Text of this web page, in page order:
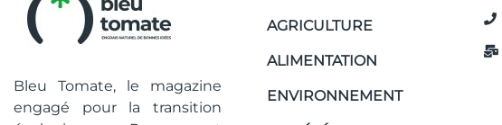
Bleu Tomate, le magazine
engagé pour la transition
AGRICULTURE
ALIMENTATION
ENVIRONNEMENT